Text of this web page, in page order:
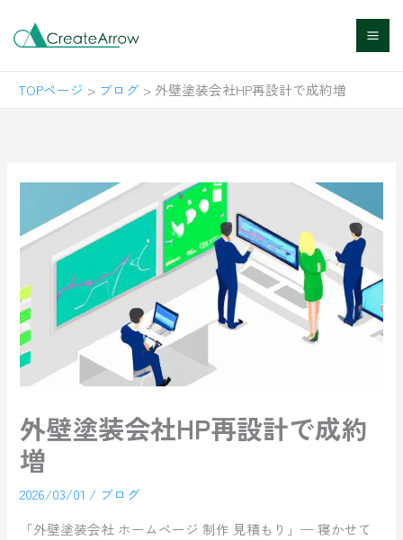
TOPページ > ブログ > 外壁塗装会社HP再設計で成約増
外壁塗装会社HP再設計で成約
増
2026/03/01 / ブログ
「外壁塗装会社 ホームページ 制作 見積もり」— 寝かせて